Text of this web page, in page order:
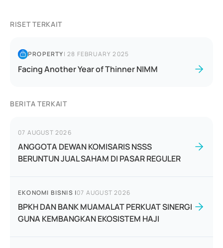
RISET TERKAIT
PROPERTY|28 FEBRUARY 2025
Facing Another Year of Thinner NIMM
BERITA TERKAIT
07 AUGUST 2026
ANGGOTA DEWAN KOMISARIS NSSS
BERUNTUN JUAL SAHAM DI PASAR REGULER
EKONOMI BISNIS |07 AUGUST 2026
BPKH DAN BANK MUAMALAT PERKUAT SINERGI
GUNA KEMBANGKAN EKOSISTEM HAJI